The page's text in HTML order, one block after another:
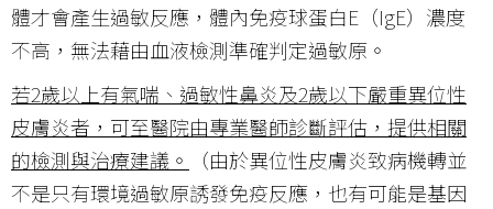
體才會產生過敏反應，體內免疫球蛋白E（IgE）濃度
不高，無法藉由血液檢測準確判定過敏原。
若2歲以上有氣喘、過敏性鼻炎及2歲以下嚴重異位性
皮膚炎者，可至醫院由專業醫師診斷評估，提供相關
的檢測與治療建議。
（由於異位性皮膚炎致病機轉並
不是只有環境過敏原誘發免疫反應，也有可能是基因